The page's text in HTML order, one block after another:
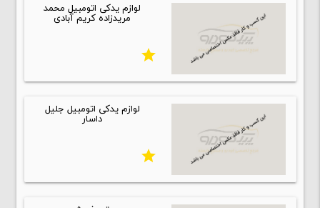
لوازم یدکی اتومبیل محمد
مریدزاده کریم آبادی
star
لوازم یدکی اتومبیل جلیل
داسار
star